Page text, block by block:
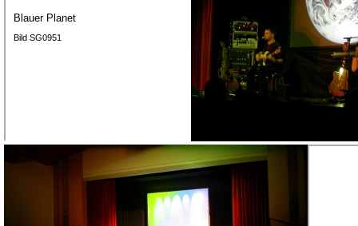
Blauer Planet
Bild SG0951